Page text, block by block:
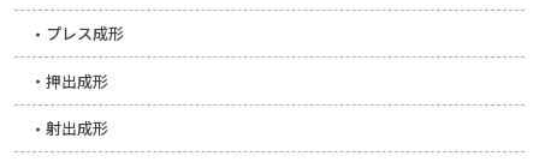
プレス成形
押出成形
射出成形